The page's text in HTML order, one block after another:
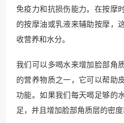
免疫力和抗损伤能力。在按摩
的按摩油或乳液来辅助按摩，
收营养和水分。
我们可以多喝水来增加脸部角
的营养物质之一，它可以帮助
功能。如果我们每天喝足够的
足，并且增加脸部角质层的密度